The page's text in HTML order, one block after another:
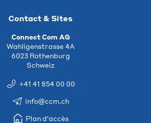
Contact & Sites
Connect Com AG
Wahligenstrasse 4A
6023 Rothenburg
Schweiz
+41 41 854 00 00
info@ccm.ch
Plan d'accès